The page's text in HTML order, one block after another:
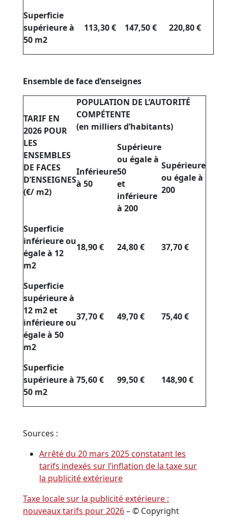
Superficie
supérieure à
50 m2
113,30 € 147,50 € 220,80 €
Ensemble de face d’enseignes
TARIF EN
2026 POUR
LES
ENSEMBLES
DE FACES
D’ENSEIGNES
(€/ m2)
POPULATION DE L’AUTORITÉ
COMPÉTENTE
(en milliers d’habitants)
Inférieure
à 50
Supérieure
ou égale à
50
et
inférieure
à 200
Supérieure
ou égale à
200
Superficie
inférieure ou
égale à 12
m2
18,90 € 24,80 € 37,70 €
Superficie
supérieure à
12 m2 et
inférieure ou
égale à 50
m2
37,70 € 49,70 € 75,40 €
Superficie
supérieure à
50 m2
75,60 € 99,50 € 148,90 €
Sources :
Arrêté du 20 mars 2025 constatant les
tarifs indexés sur l’inflation de la taxe sur
la publicité extérieure
Taxe locale sur la publicité extérieure :
nouveaux tarifs pour 2026– © Copyright